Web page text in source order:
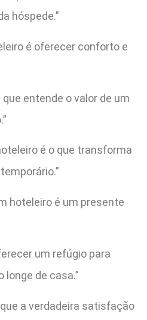
hóspede.”
é oferecer conforto e
entende o valor de um
é o que transforma
hoteleiro é um presente
um refúgio para
longe de casa.”
a verdadeira satisfação